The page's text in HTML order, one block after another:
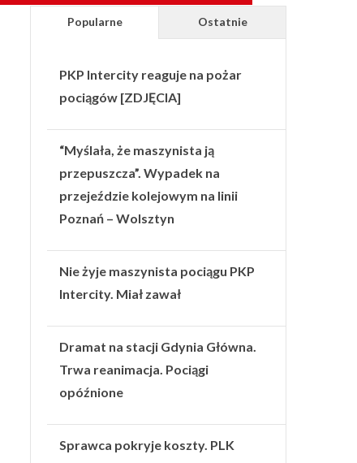
Popularne Ostatnie
PKP Intercity reaguje na pożar
pociągów [ZDJĘCIA]
“Myślała, że maszynista ją
przepuszcza”. Wypadek na
przejeździe kolejowym na linii
Poznań – Wolsztyn
Nie żyje maszynista pociągu PKP
Intercity. Miał zawał
Dramat na stacji Gdynia Główna.
Trwa reanimacja. Pociągi
opóźnione
Sprawca pokryje koszty. PLK